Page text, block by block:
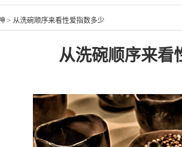
> 从洗碗顺序来看性爱指数多少
从洗碗顺序来看